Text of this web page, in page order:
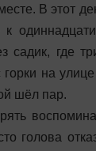
В этот
садик, где
горки на
шёл пар.
голова